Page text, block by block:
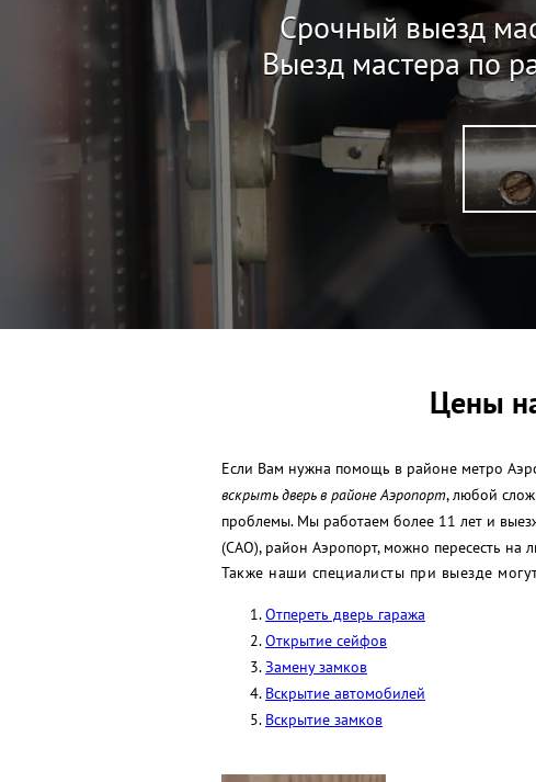
Срочный выезд
Выезд мастера по
Цены
Если Вам нужна помощь в районе метро
вскрыть дверь в районе Аэропорт, любой
проблемы. Мы работаем более 11 лет и
(САО), район Аэропорт, можно пересесть на
Также наши специалисты при выезде
Отпереть дверь гаража
Открытие сейфов
Замену замков
Вскрытие автомобилей
Вскрытие замков